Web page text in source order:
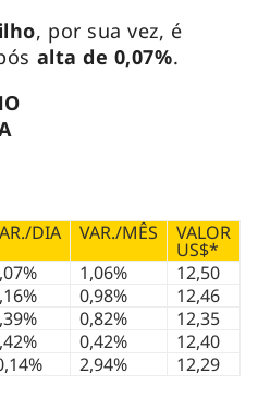
, por sua vez, é
alta de 0,07%.
DIA VAR./MÊS VALOR
US$*
1,06%
12,50
0,98%
12,46
0,82%
12,35
0,42%
12,40
2,94% 12,29